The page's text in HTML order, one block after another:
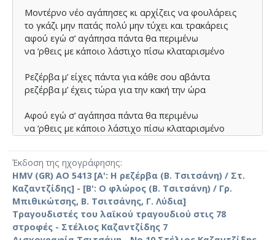
Μοντέρνο νέο αγάπησες κι αρχίζεις να φουλάρεις
το γκάζι µην πατάς πολύ µην τύχει και τρακάρεις
αφού εγώ σ’ αγάπησα πάντα θα περιµένω
να ‘ρθεις µε κάποιο λάστιχο πίσω κλαταρισµένο
Ρεζέρβα µ’ είχες πάντα για κάθε σου αβάντα
ρεζέρβα µ’ έχεις τώρα για την κακή την ώρα
Αφού εγώ σ’ αγάπησα πάντα θα περιµένω
να ‘ρθεις µε κάποιο λάστιχο πίσω κλαταρισµένο
ρεζέρβα µ’ έχεις τώρα για την κακή την ώρα
Έκδοση της ηχογράφησης
HMV (GR) AO 5413 [Α': Η ρεζέρβα (Β. Τσιτσάνη) / Στ.
Καζαντζίδης] - [Β': Ο φλώρος (Β. Τσιτσάνη) / Γρ.
Μπιθικώτσης, Β. Τσιτσάνης, Γ. Λύδια]
Τραγουδιστές του λαϊκού τραγουδιού στις 78
στροφές - Στέλιος Καζαντζίδης 7